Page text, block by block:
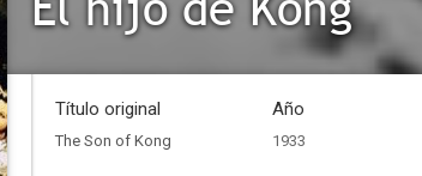
Título original
The Son of Kong
Año
1933